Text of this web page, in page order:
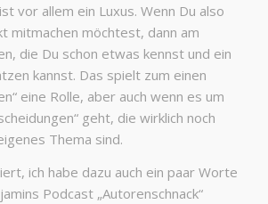
vor allem ein Luxus. Wenn Du also
mitmachen möchtest, dann am
die Du schon etwas kennst und ein
kannst. Das spielt zum einen
eine Rolle, aber auch wenn es um
geht, die wirklich noch
Thema sind.
ich habe dazu auch ein paar Worte
Podcast „Autorenschnack“